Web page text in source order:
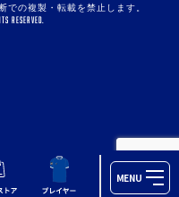
MENU
での複製・転載を禁止します。
RESERVED.